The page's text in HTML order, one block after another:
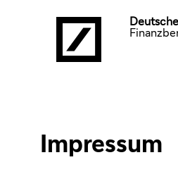
Impressum